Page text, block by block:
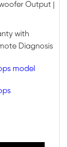
Output |
with
Diagnosis
model